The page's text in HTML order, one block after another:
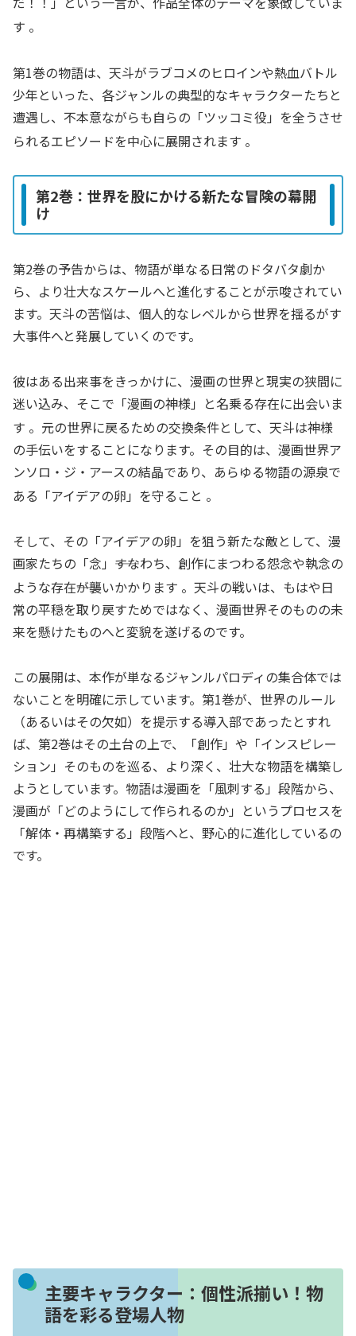
す 。
第1巻の物語は、天斗がラブコメのヒロインや熱血バトル
少年といった、各ジャンルの典型的なキャラクターたちと
遭遇し、不本意ながらも自らの「ツッコミ役」を全うさせ
られるエピソードを中心に展開されます 。
第2巻：世界を股にかける新たな冒険の幕開
け
第2巻の予告からは、物語が単なる日常のドタバタ劇か
ら、より壮大なスケールへと進化することが示唆されてい
ます。天斗の苦悩は、個人的なレベルから世界を揺るがす
大事件へと発展していくのです。
彼はある出来事をきっかけに、漫画の世界と現実の狭間に
迷い込み、そこで「漫画の神様」と名乗る存在に出会いま
す 。元の世界に戻るための交換条件として、天斗は神様
の手伝いをすることになります。その目的は、漫画世界ア
ンソロ・ジ・アースの結晶であり、あらゆる物語の源泉で
ある「アイデアの卵」を守ること 。
そして、その「アイデアの卵」を狙う新たな敵として、漫
画家たちの「念」――すなわち、創作にまつわる怨念や執念の
ような存在――が襲いかかります 。天斗の戦いは、もはや日
常の平穏を取り戻すためではなく、漫画世界そのものの未
来を懸けたものへと変貌を遂げるのです。
この展開は、本作が単なるジャンルパロディの集合体では
ないことを明確に示しています。第1巻が、世界のルール
（あるいはその欠如）を提示する導入部であったとすれ
ば、第2巻はその土台の上で、「創作」や「インスピレー
ション」そのものを巡る、より深く、壮大な物語を構築し
ようとしています。物語は漫画を「風刺する」段階から、
漫画が「どのようにして作られるのか」というプロセスを
「解体・再構築する」段階へと、野心的に進化しているの
です。
主要キャラクター：個性派揃い！物
語を彩る登場人物